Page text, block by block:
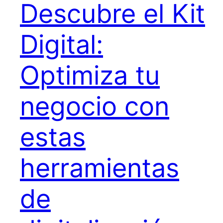
Descubre el Kit
Digital:
Optimiza tu
negocio con
estas
herramientas
de